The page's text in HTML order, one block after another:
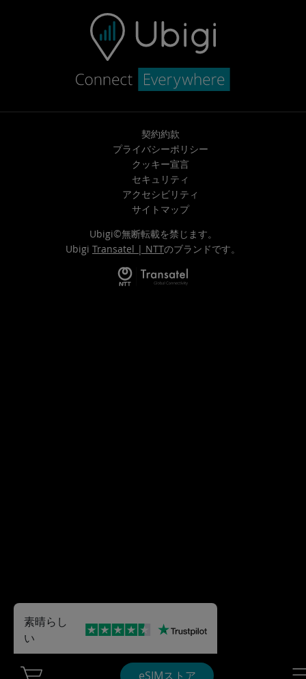
eSIMストア
契約約款
プライバシーポリシー
クッキー宣言
セキュリティ
アクセシビリティ
サイトマップ
Ubigi©無断転載を禁じます。
Ubigi Transatel | NTTのブランドです。
素晴らし
い